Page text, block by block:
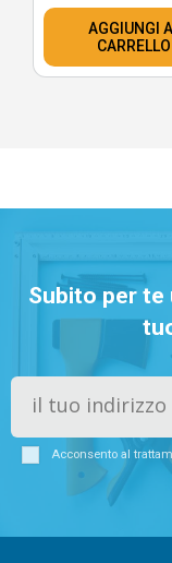
AGGIUNGI
CARRELLO
Subito per te
Acconsento al